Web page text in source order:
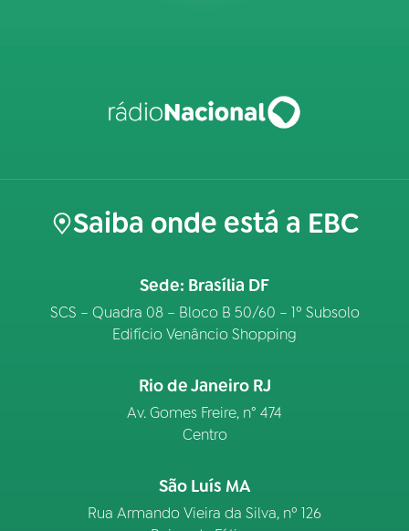
Saiba onde está a EBC
Sede: Brasília DF
SCS – Quadra 08 – Bloco B 50/60 – 1º Subsolo
Edifício Venâncio Shopping
Rio de Janeiro RJ
Av. Gomes Freire, n° 474
Centro
São Luís MA
Rua Armando Vieira da Silva, nº 126